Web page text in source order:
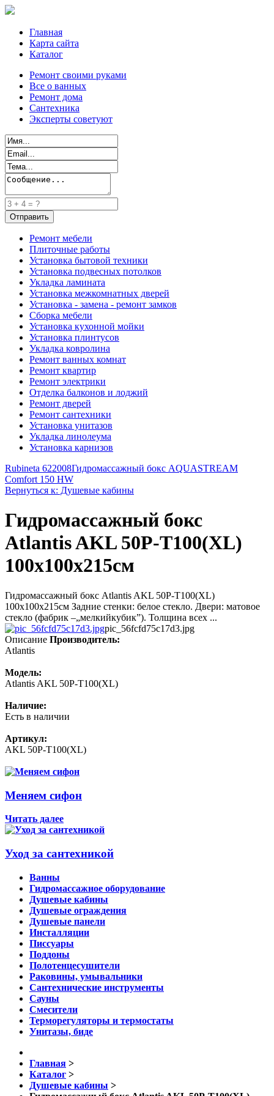
Главная
Карта сайта
Каталог
Ремонт своими руками
Все о ванных
Ремонт дома
Сантехника
Эксперты советуют
Ремонт мебели
Плиточные работы
Установка бытовой техники
Установка подвесных потолков
Укладка ламината
Установка межкомнатных дверей
Установка - замена - ремонт замков
Сборка мебели
Установка кухонной мойки
Установка плинтусов
Укладка ковролина
Ремонт ванных комнат
Ремонт квартир
Ремонт электрики
Отделка балконов и лоджий
Ремонт дверей
Ремонт сантехники
Установка унитазов
Укладка линолеума
Установка карнизов
Rubineta 622008Гидромассажный бокс AQUASTREAM
Comfort 150 HW
Вернуться к: Душевые кабины
Гидромассажный бокс
Atlantis AKL 50P-Т100(XL)
100х100х215см
Гидромассажный бокс Atlantis AKL 50P-Т100(XL)
100х100х215см Задние стенки: белое стекло. Двери: матовое
стекло (фабрик –„мелкийкубик”). Толщина всех ...
pic_56fcfd75c17d3.jpg
Описание Производитель:
Atlantis
Модель:
Atlantis AKL 50P-Т100(XL)
Наличие:
Есть в наличии
Артикул:
AKL 50P-Т100(XL)
Меняем сифон
Читать далее
Уход за сантехникой
Ванны
Гидромассажное оборудование
Душевые кабины
Душевые ограждения
Душевые панели
Инсталляции
Писсуары
Поддоны
Полотенцесушители
Раковины, умывальники
Сантехнические инструменты
Сауны
Смесители
Терморегуляторы и термостаты
Унитазы, биде
Главная >
Каталог >
Душевые кабины >